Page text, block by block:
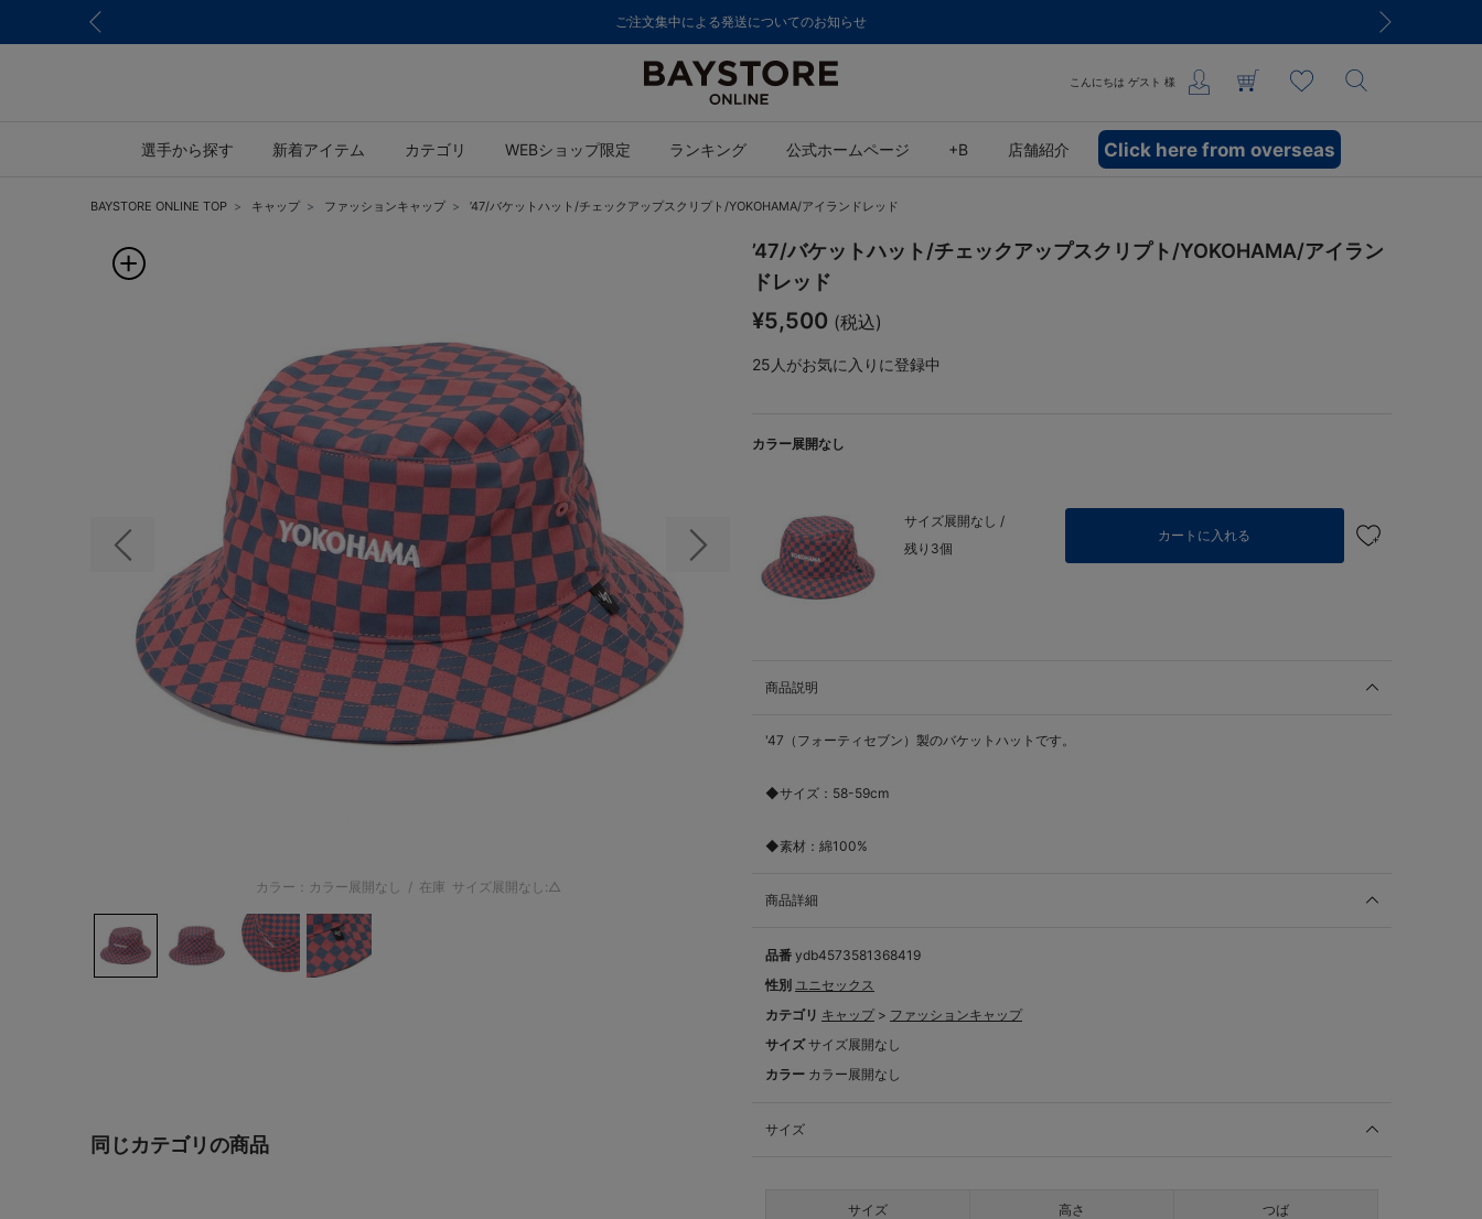
ご注文集中による発送についてのお知らせ
こんにちは ゲスト 様
選手から探す 新着アイテム カテゴリ WEBショップ限定 ランキング 公式ホームページ +B 店舗紹介 Click here from overseas
BAYSTORE ONLINE TOP キャップ ファッションキャップ ’47/バケットハット/チェックアップスクリプト/YOKOHAMA/アイランドレッド
前の画像 次の画像
カラー：カラー展開なし / 在庫 サイズ展開なし:△
同じカテゴリの商品
’47/バケットハット/チェックアップスクリプト/YOKOHAMA/アイラン
ドレッド
¥5,500 (税込)
25 人がお気に入りに登録中
カラー展開なし
サイズ展開なし /
残り3個
カートに入れる
商品説明
'47（フォーティセブン）製のバケットハットです。
◆サイズ：58-59cm
◆素材：綿100%
商品詳細
品番 ydb4573581368419
性別 ユニセックス
カテゴリ キャップ > ファッションキャップ
サイズ サイズ展開なし
カラー カラー展開なし
サイズ
サイズ 高さ つば